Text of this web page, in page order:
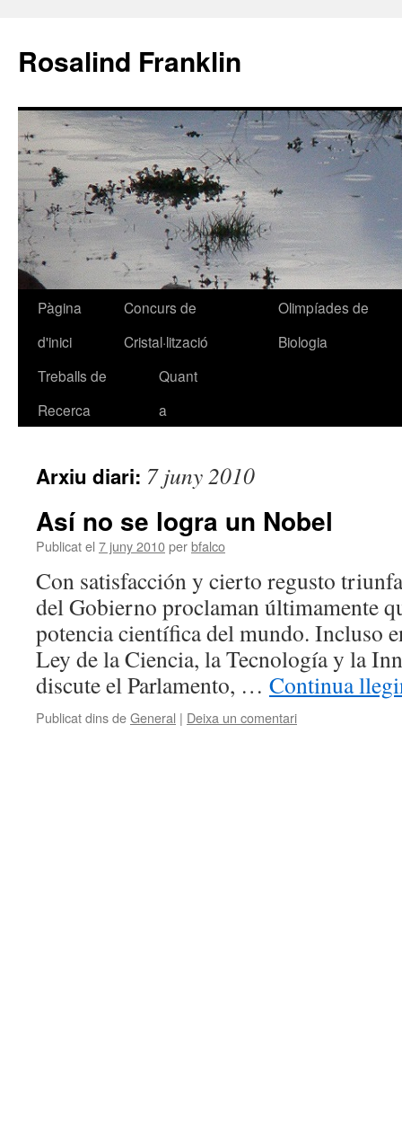
Rosalind Franklin
Vés
contingut
Pàgina
d'inici
Concurs de
Cristal·lització
Olimpíades de
Biologia
Treballs de
Recerca
Quant
a
Arxiu diari: 7 juny 2010
Así no se logra un Nobel
Publicat el 7 juny 2010perbfalco
Con satisfacción y cierto regusto
del Gobierno proclaman últimamente
potencia científica del mundo. Incluso
Ley de la Ciencia, la Tecnología y la
discute el Parlamento, … Continua
Publicat dins deGeneral | Deixa un comentari